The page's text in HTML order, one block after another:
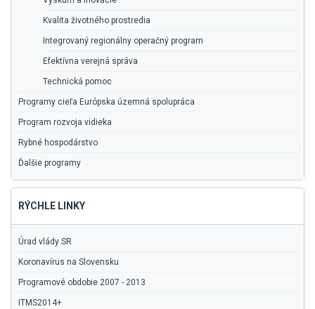
Kvalita životného prostredia
Integrovaný regionálny operačný program
Efektívna verejná správa
Technická pomoc
Programy cieľa Európska územná spolupráca
Program rozvoja vidieka
Rybné hospodárstvo
Ďalšie programy
RÝCHLE LINKY
Úrad vlády SR
Koronavírus na Slovensku
Programové obdobie 2007 - 2013
ITMS2014+